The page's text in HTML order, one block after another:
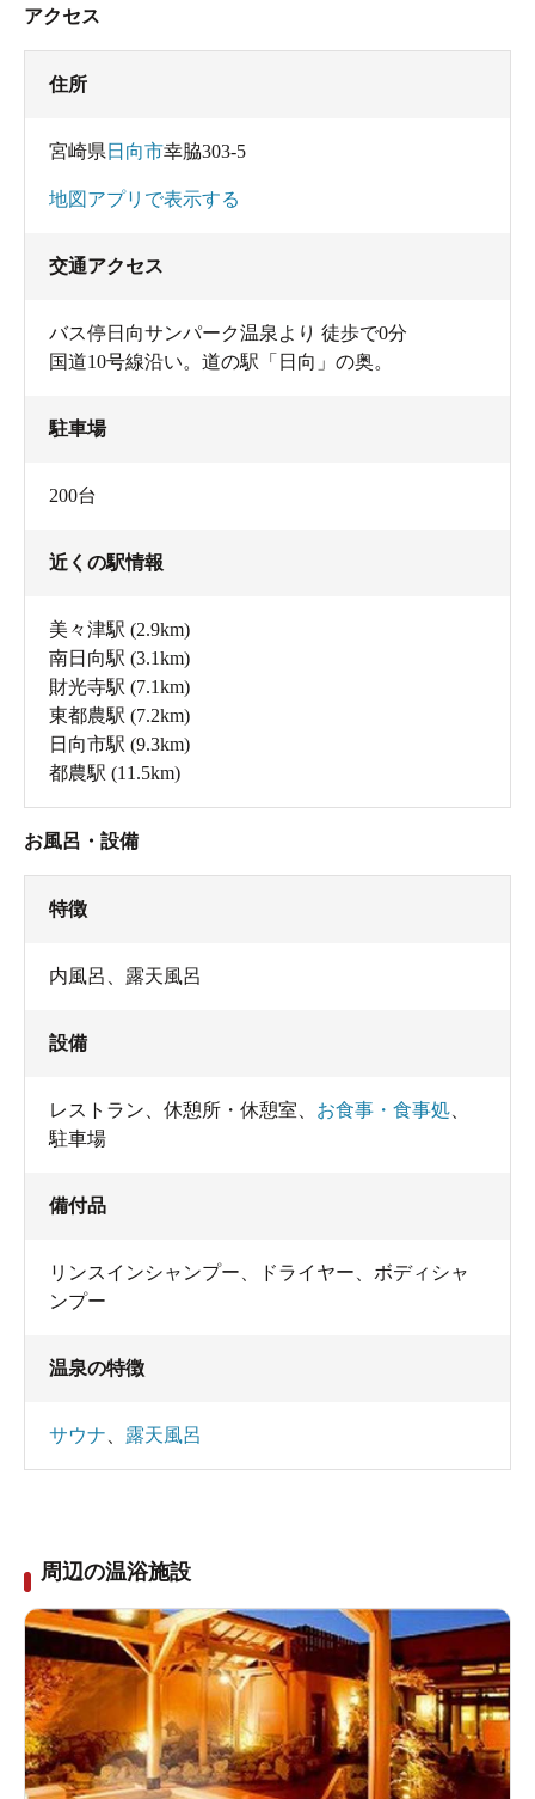
アクセス
住所
宮崎県 日向市幸脇303-5
地図アプリで表示する
交通アクセス
バス停日向サンパーク温泉より 徒歩で0分
国道10号線沿い。道の駅「日向」の奥。
駐車場
200台
近くの駅情報
美々津駅 (2.9km)
南日向駅 (3.1km)
財光寺駅 (7.1km)
東都農駅 (7.2km)
日向市駅 (9.3km)
都農駅 (11.5km)
お風呂・設備
特徴
内風呂、露天風呂
設備
レストラン 休憩所・休憩室 お食事・食事処
駐車場
備付品
リンスインシャンプー ドライヤー
ボディシャ
ンプー
温泉の特徴
サウナ 露天風呂
周辺の温浴施設